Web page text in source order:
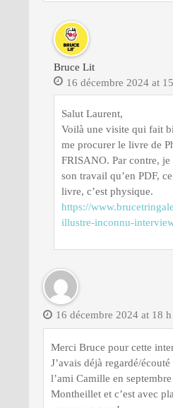
Bruce Lit
16 décembre 2024 at
Salut Laurent,
Voilà une visite qui fait
me procurer le livre de
FRISANO. Par contre,
son travail qu’en PDF,
livre, c’est physique.
https://
illustre-inconnu-
16 décembre 2024 at 18
Merci Bruce pour cette
J’avais déjà regardé/
l’ami Camille en
Montheillet et c’est avec